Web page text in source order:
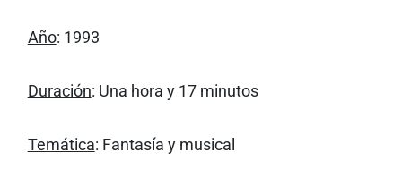
Año: 1993
Duración: Una hora y 17 minutos
Temática: Fantasía y musical